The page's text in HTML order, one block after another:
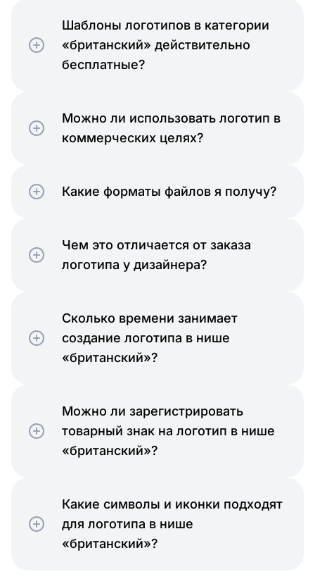
Шаблоны логотипов в категории
«британский» действительно
бесплатные?
Можно ли использовать логотип в
коммерческих целях?
Какие форматы файлов я получу?
Чем это отличается от заказа
логотипа у дизайнера?
Сколько времени занимает
создание логотипа в нише
«британский»?
Можно ли зарегистрировать
товарный знак на логотип в нише
«британский»?
Какие символы и иконки подходят
для логотипа в нише
«британский»?